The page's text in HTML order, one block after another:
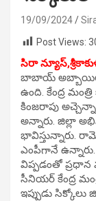
19/09/2024
Post Views:
సిరా
బాబాయ్ అబ్బాయిలపై
ఉంది. కేంద్ర
కింజరాపు
అన్నారు. జిల్లా
భావిస్తున్నారు.
ఎంపీగానే
విప్పడంతో ప్రధాన
సీనియర్ కేంద్ర
ఇప్పుడు సిక్కోలు